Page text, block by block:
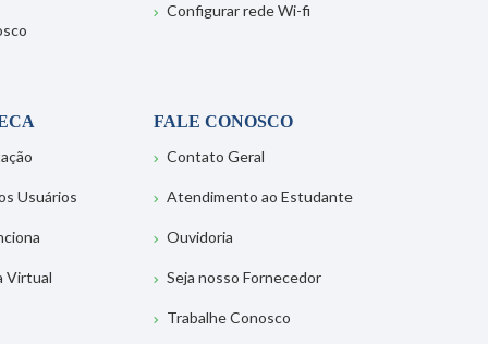
Configurar rede Wi-fi
Usuários
Virtual
FALE CONOSCO
Contato Geral
Atendimento ao Estudante
Ouvidoria
Seja nosso Fornecedor
Trabalhe Conosco